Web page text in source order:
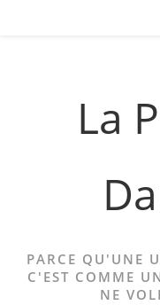
La
PARCE QU'UNE
C'EST COMME
NE